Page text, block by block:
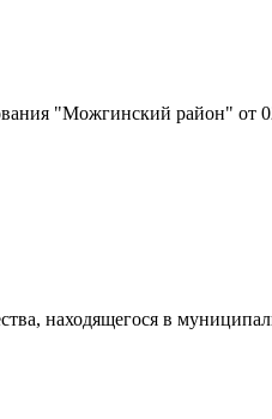
"Можгинский район" от
находящегося в